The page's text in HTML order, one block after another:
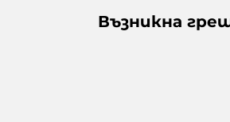
Възникна